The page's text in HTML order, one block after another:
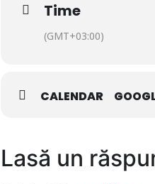
Time
(GMT+03:00)
CALENDAR
Lasă un